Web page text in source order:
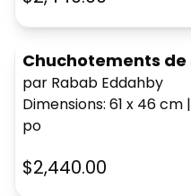
par Rabab Eddahby
Dimensions: 61 x 46cm |
po
$2,440.00